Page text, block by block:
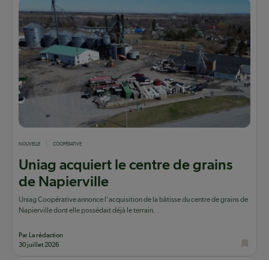
NOUVELLE COOPÉRATIVE
Uniag acquiert le centre de grains
de Napierville
Uniag Coopérative annonce l'acquisition de la bâtisse du centre de grains de
Napierville dont elle possédait déjà le terrain.
Par La rédaction
30 juillet 2026